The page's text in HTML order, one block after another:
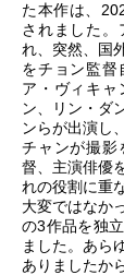
た本作は、
されました。
れ、突然、国
をチョン監督
ア・ヴィキャ
ン、リン・ダ
ンらが出演し
チャンが撮影
督、主演俳優
れの役割に重
大変ではなか
の3作品を独
ました。あら
ありましたか